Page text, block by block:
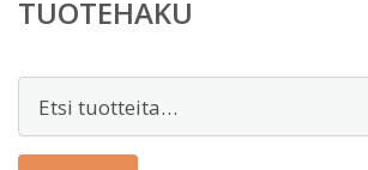
TUOTEHAKU